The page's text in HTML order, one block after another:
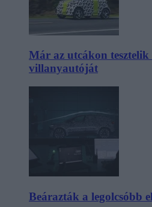
Már az utcákon tesztelik
villanyautóját
Beárazták a legolcsóbb